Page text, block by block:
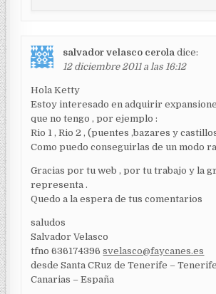
salvador velasco cerola dice:
12 diciembre 2011 a las 16:12
Hola Ketty
Estoy interesado en adquirir
que no tengo , por ejemplo :
Rio 1 , Rio 2 , (puentes ,bazares y
Como puedo conseguirlas de un modo
Gracias por tu web , por tu trabajo y la
representa .
Quedo a la espera de tus comentarios
saludos
Salvador Velasco
tfno 636174396svelasco@faycanes.es
desde Santa CRuz de Tenerife –
Canarias – España